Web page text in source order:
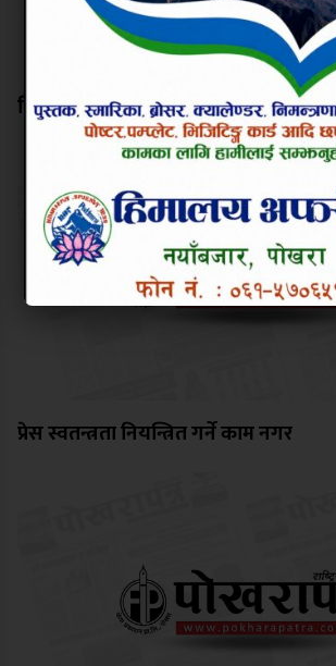
हिलो खेल्ने दिनमा सिमित नहोस् धान दिवस
प्रेस स्वतन्त्रता नियन्त्रित गर्ने काम नगर